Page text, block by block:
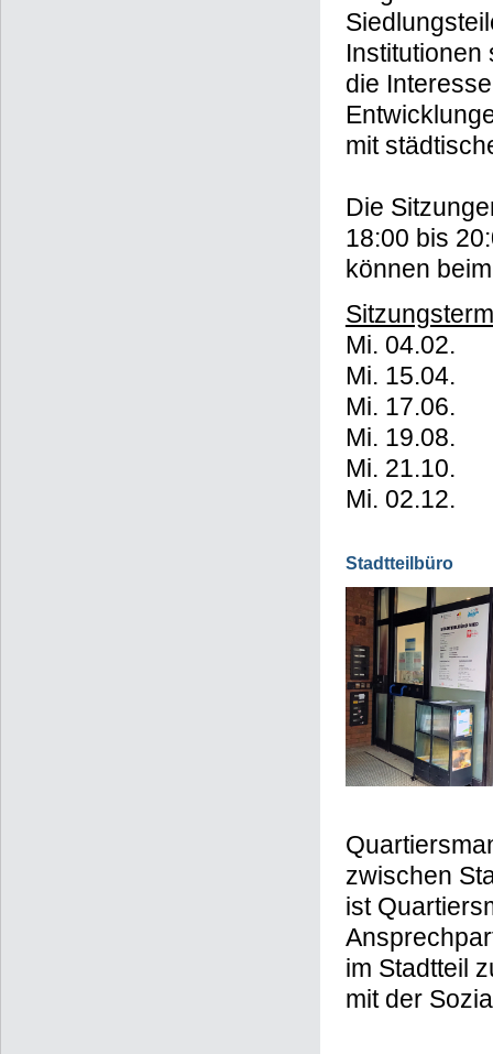
Institutionen
die
mit
Die
18:00 bis
können
Mi. 04.02.
Mi. 15.04.
Mi. 17.06.
Mi. 19.08.
Mi. 21.10.
Mi. 02.12.
Stadtteilbüro
zwischen
ist
im Stadtteil
mit der